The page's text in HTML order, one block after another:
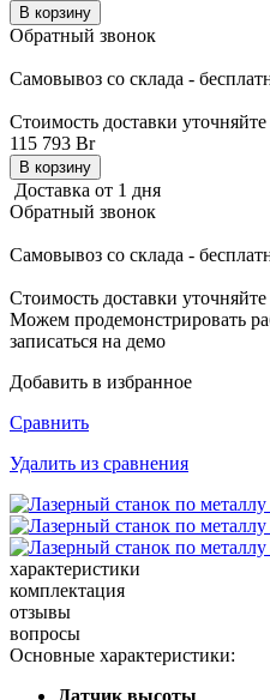
В корзину
Обратный звонок
Самовывоз со склада -
Стоимость доставки
115 793 Br
В корзину
Доставка от 1 дня
Обратный звонок
Самовывоз со склада -
Стоимость доставки
Можем продемонстрировать
записаться на демо
Добавить в избранное
Сравнить
Удалить из сравнения
характеристики
комплектация
отзывы
вопросы
Основные характеристики:
Датчик высоты